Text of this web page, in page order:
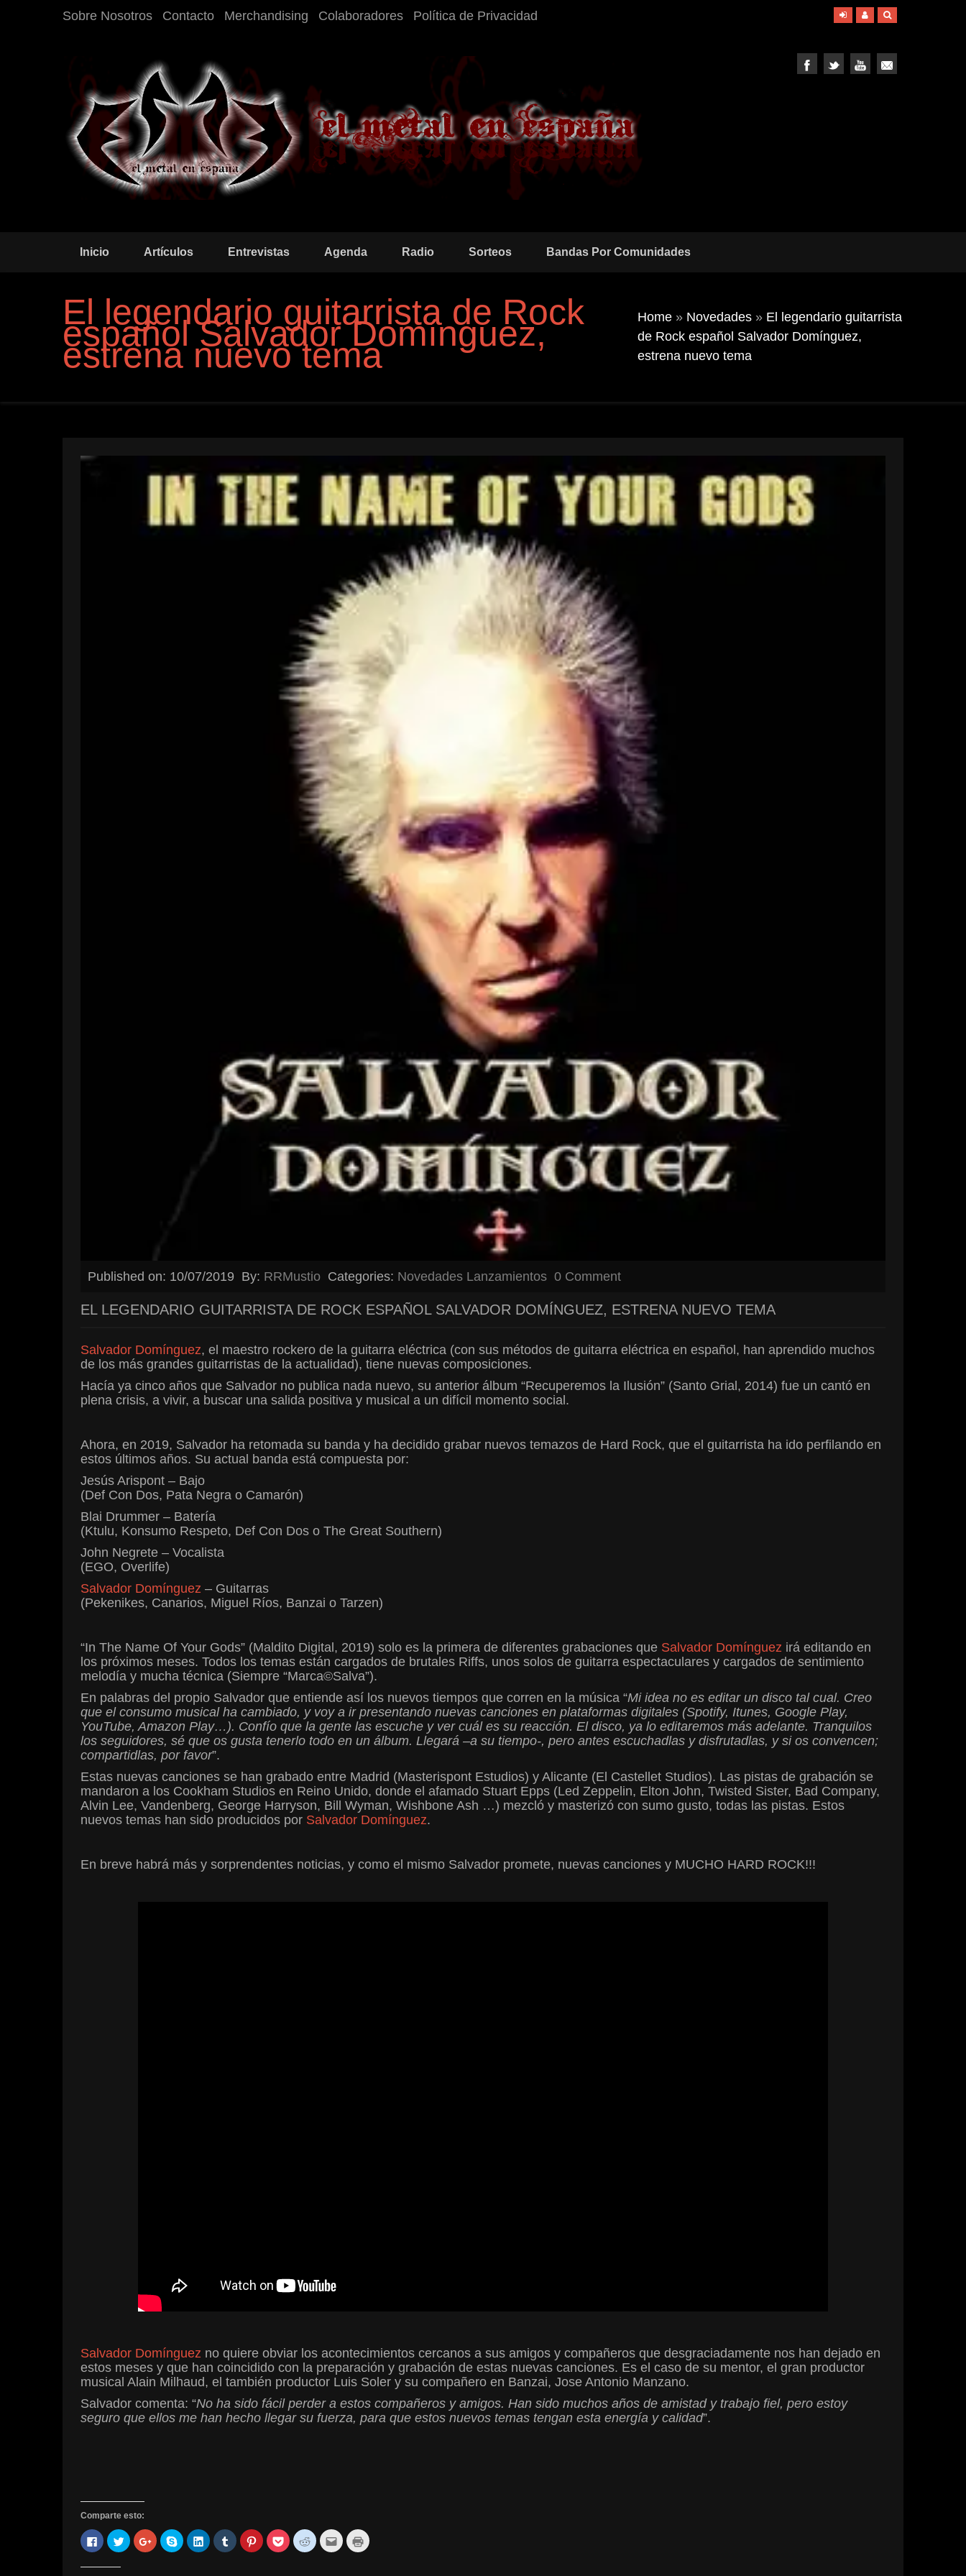
Sobre Nosotros Contacto Merchandising Colaboradores Política de Privacidad
Inicio Artículos Entrevistas Agenda Radio Sorteos Bandas Por Comunidades
El legendario guitarrista de Rock
español Salvador Domínguez,
estrena nuevo tema
Home » Novedades » El legendario guitarrista
de Rock español Salvador Domínguez,
estrena nuevo tema
Published on: 10/07/2019 By: RRMustio Categories: Novedades Lanzamientos 0 Comment
EL LEGENDARIO GUITARRISTA DE ROCK ESPAÑOL SALVADOR DOMÍNGUEZ, ESTRENA NUEVO TEMA
Salvador Domínguez, el maestro rockero de la guitarra eléctrica (con sus métodos de guitarra eléctrica en español, han aprendido muchos
de los más grandes guitarristas de la actualidad), tiene nuevas composiciones.
Hacía ya cinco años que Salvador no publica nada nuevo, su anterior álbum “Recuperemos la Ilusión” (Santo Grial, 2014) fue un cantó en
plena crisis, a vivir, a buscar una salida positiva y musical a un difícil momento social.
Ahora, en 2019, Salvador ha retomada su banda y ha decidido grabar nuevos temazos de Hard Rock, que el guitarrista ha ido perfilando en
estos últimos años. Su actual banda está compuesta por:
Jesús Arispont – Bajo
(Def Con Dos, Pata Negra o Camarón)
Blai Drummer – Batería
(Ktulu, Konsumo Respeto, Def Con Dos o The Great Southern)
John Negrete – Vocalista
(EGO, Overlife)
Salvador Domínguez – Guitarras
(Pekenikes, Canarios, Miguel Ríos, Banzai o Tarzen)
“In The Name Of Your Gods” (Maldito Digital, 2019) solo es la primera de diferentes grabaciones que Salvador Domínguez irá editando en
los próximos meses. Todos los temas están cargados de brutales Riffs, unos solos de guitarra espectaculares y cargados de sentimiento
melodía y mucha técnica (Siempre “Marca©Salva”).
En palabras del propio Salvador que entiende así los nuevos tiempos que corren en la música “Mi idea no es editar un disco tal cual. Creo
que el consumo musical ha cambiado, y voy a ir presentando nuevas canciones en plataformas digitales (Spotify, Itunes, Google Play,
YouTube, Amazon Play…). Confío que la gente las escuche y ver cuál es su reacción. El disco, ya lo editaremos más adelante. Tranquilos
los seguidores, sé que os gusta tenerlo todo en un álbum. Llegará –a su tiempo-, pero antes escuchadlas y disfrutadlas, y si os convencen;
compartidlas, por favor”.
Estas nuevas canciones se han grabado entre Madrid (Masterispont Estudios) y Alicante (El Castellet Studios). Las pistas de grabación se
mandaron a los Cookham Studios en Reino Unido, donde el afamado Stuart Epps (Led Zeppelin, Elton John, Twisted Sister, Bad Company,
Alvin Lee, Vandenberg, George Harryson, Bill Wyman, Wishbone Ash …) mezcló y masterizó con sumo gusto, todas las pistas. Estos
nuevos temas han sido producidos por Salvador Domínguez.
En breve habrá más y sorprendentes noticias, y como el mismo Salvador promete, nuevas canciones y MUCHO HARD ROCK!!!
Salvador Domínguez no quiere obviar los acontecimientos cercanos a sus amigos y compañeros que desgraciadamente nos han dejado en
estos meses y que han coincidido con la preparación y grabación de estas nuevas canciones. Es el caso de su mentor, el gran productor
musical Alain Milhaud, el también productor Luis Soler y su compañero en Banzai, Jose Antonio Manzano.
Salvador comenta: “No ha sido fácil perder a estos compañeros y amigos. Han sido muchos años de amistad y trabajo fiel, pero estoy
seguro que ellos me han hecho llegar su fuerza, para que estos nuevos temas tengan esta energía y calidad”.
Comparte esto:
Haz
clic
para
compartir
Haz
clic
para
Haz
clic
para
Haz
clic
para
Haz
clic
para
Haz
clic
para
Haz
clic
para
Haz
clic
para
Haz
clic
para
Haz
clic
para
Haz
clic